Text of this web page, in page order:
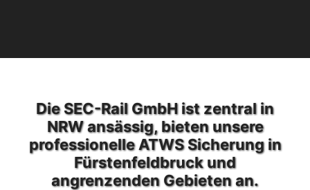
Die SEC-Rail GmbH ist zentral in
NRW ansässig, bieten unsere
professionelle ATWS Sicherung in
Fürstenfeldbruck und
angrenzenden Gebieten an.